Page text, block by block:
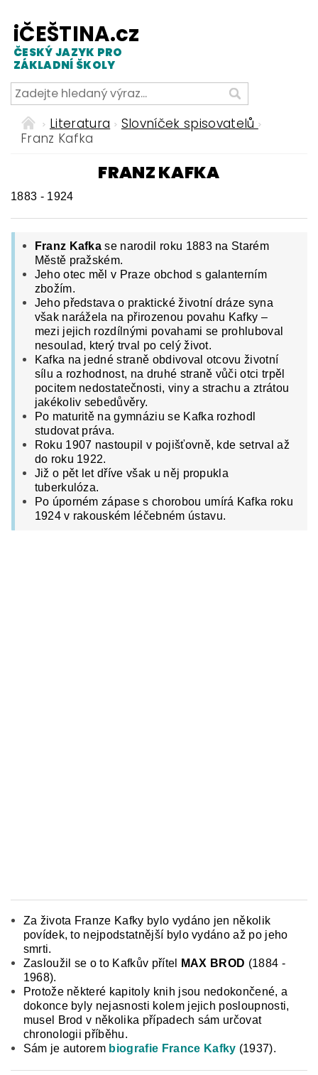
iČEŠTINA.cz
ČESKÝ JAZYK PRO
ZÁKLADNÍ ŠKOLY
Literatura
Slovníček spisovatelů
Franz Kafka
FRANZ KAFKA
1883 - 1924
Franz Kafka se narodil roku 1883 na Starém
Městě pražském.
Jeho otec měl v Praze obchod s galanterním
zbožím.
Jeho představa o praktické životní dráze syna
však narážela na přirozenou povahu Kafky –
mezi jejich rozdílnými povahami se prohluboval
nesoulad, který trval po celý život.
Kafka na jedné straně obdivoval otcovu životní
sílu a rozhodnost, na druhé straně vůči otci trpěl
pocitem nedostatečnosti, viny a strachu a ztrátou
jakékoliv sebedůvěry.
Po maturitě na gymnáziu se Kafka rozhodl
studovat práva.
Roku 1907 nastoupil v pojišťovně, kde setrval až
do roku 1922.
Již o pět let dříve však u něj propukla
tuberkulóza.
Po úporném zápase s chorobou umírá Kafka roku
1924 v rakouském léčebném ústavu.
Za života Franze Kafky bylo vydáno jen několik
povídek, to nejpodstatnější bylo vydáno až po jeho
smrti.
Zasloužil se o to Kafkův přítel
MAX BROD (1884 -
1968).
Protože některé kapitoly knih jsou nedokončené, a
dokonce byly nejasnosti kolem jejich posloupnosti,
musel Brod v několika případech sám určovat
chronologii příběhu.
Sám je autorem biografie France Kafky (1937).